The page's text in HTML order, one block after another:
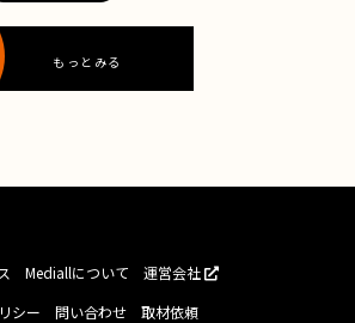
もっとみる
Mediallについて
運営会社
シー
問い合わせ
取材依頼